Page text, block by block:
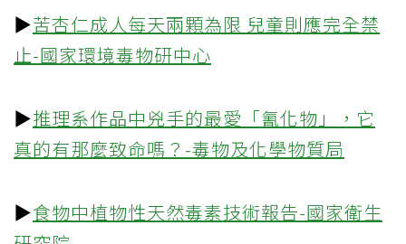
▶苦杏仁成人每天兩顆為限 兒童則應完全禁
止-國家環境毒物研中心
▶推理系作品中兇手的最愛「氰化物」，它
真的有那麼致命嗎？-毒物及化學物質局
▶食物中植物性天然毒素技術報告-國家衛生